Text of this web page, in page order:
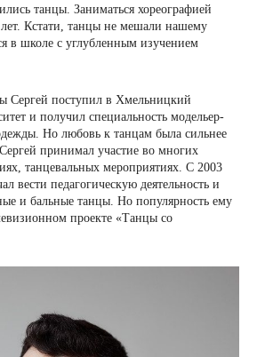
танцы. Заниматься хореографией
Кстати, танцы не мешали нашему
в школе с углубленным изучением
Сергей поступил в Хмельницкий
и получил специальность модельер-
Но любовь к танцам была сильнее
принимал участие во многих
танцевальных мероприятиях. С 2003
вести педагогическую деятельность и
и бальные танцы. Но популярность ему
проекте «Танцы со